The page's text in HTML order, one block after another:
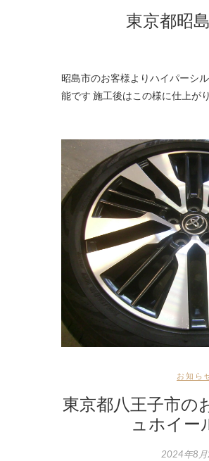
東京都昭
昭島市のお客様よりハイパーシルバーホイール傷リペアのご依頼です 御覧の様な傷も買い換え・交換より低価格・短時間で修復可
能です 施工後はこの様に仕上が
お知ら
東京都八王子市
ュホイー
2024年8